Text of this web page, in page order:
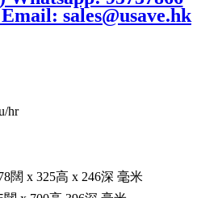
hr
闊 x 325高 x 246深 毫米